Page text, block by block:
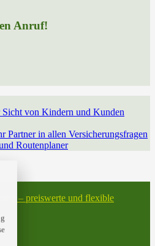
Anruf!
Sicht von Kindern und Kunden
Partner in allen Versicherungsfragen
Routenplaner
– preiswerte und flexible